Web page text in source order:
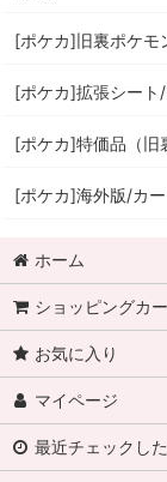
[ポケカ]旧裏ポケモ
[ポケカ]拡張シート
[ポケカ]特価品（旧
[ポケカ]海外版/カ
ホーム
ショッピングカ
お気に入り
マイページ
最近チェックし